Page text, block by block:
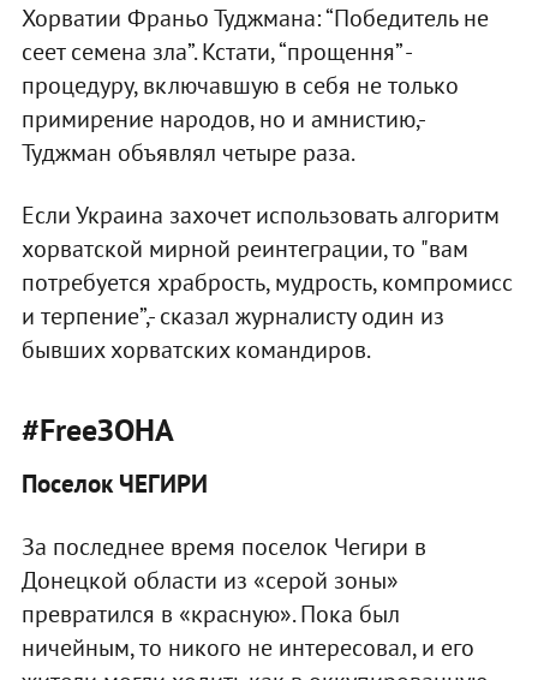
Хорватии Франьо Туджмана: “Победитель не
сеет семена зла”. Кстати, “прощення” -
процедуру, включавшую в себя не только
примирение народов, но и амнистию,-
Туджман объявлял четыре раза.
Если Украина захочет использовать алгоритм
хорватской мирной реинтеграции, то "вам
потребуется храбрость, мудрость, компромисс
и терпение”,- сказал журналисту один из
бывших хорватских командиров.
#FreeЗОНА
Поселок ЧЕГИРИ
За последнее время поселок Чегири в
Донецкой области из «серой зоны»
превратился в «красную». Пока был
ничейным, то никого не интересовал, и его